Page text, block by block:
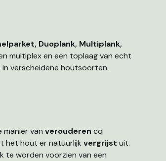
Duoplank, Multiplank,
multiplex en een toplaag van echt
in verscheidene houtsoorten.
van verouderen cq
het hout er natuurlijk vergrijst uit.
te worden voorzien van een